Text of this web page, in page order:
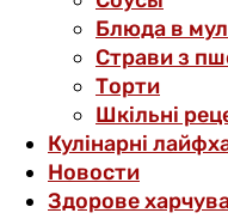
Блюда в
Страви з
Торти
Шкільні
Кулінарні
Новости
Здорове